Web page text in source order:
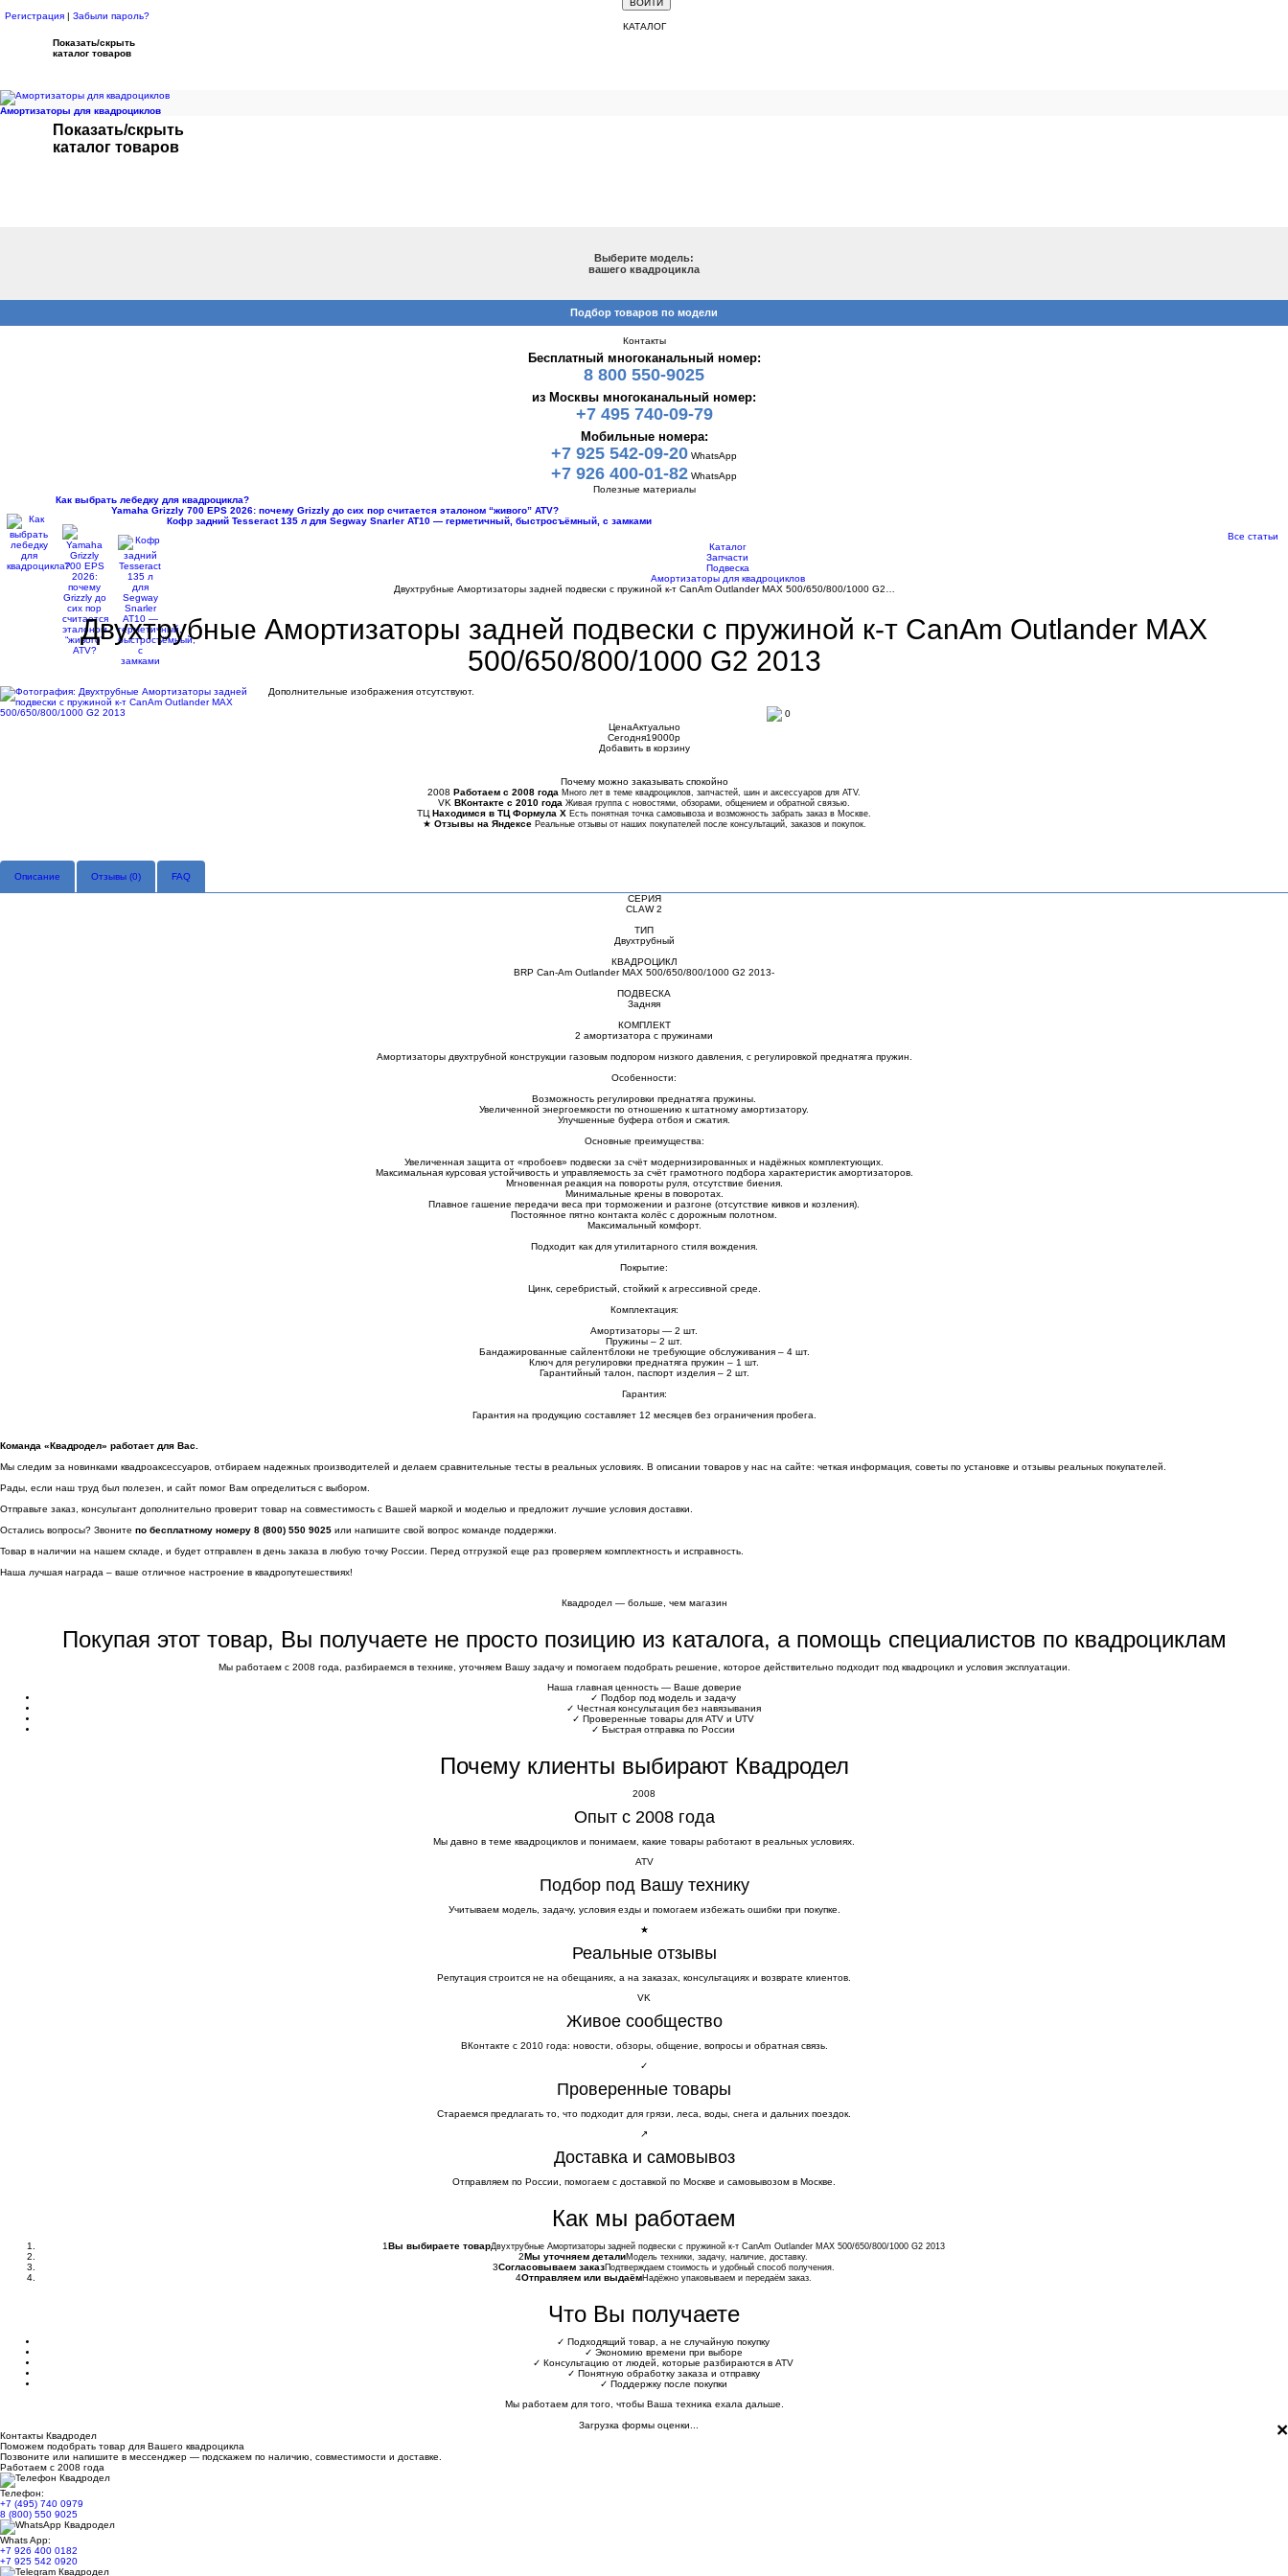
Регистрация
Забыли пароль?
КАТАЛОГ
Показать/скрыть
каталог товаров
Амортизаторы для квадроциклов
Показать/скрыть
каталог товаров
Выберите модель:
вашего квадроцикла
Подбор товаров по модели
Контакты
Бесплатный многоканальный номер:
8 800 550-9025
из Москвы многоканальный номер:
+7 495 740-09-79
Мобильные номера:
+7 925 542-09-20 WhatsApp
+7 926 400-01-82 WhatsApp
Полезные материалы
Как выбрать лебедку для квадроцикла?
Yamaha Grizzly 700 EPS 2026: почему Grizzly до сих пор считается эталоном “живого” ATV?
Кофр задний Tesseract 135 л для Segway Snarler AT10 — герметичный, быстросъёмный, с замками
Все статьи
Каталог
Запчасти
Подвеска
Амортизаторы для квадроциклов
Двухтрубные Амортизаторы задней подвески с пружиной к-т CanAm Outlander MAX 500/650/800/1000 G2…
Двухтрубные Амортизаторы задней подвески с пружиной к-т CanAm Outlander MAX
500/650/800/1000 G2 2013
Дополнительные изображения отсутствуют.
0
ЦенаАктуально
Сегодня19000p
Добавить в корзину
Почему можно заказывать спокойно
2008 Работаем с 2008 года Много лет в теме квадроциклов, запчастей, шин и аксессуаров для ATV.
VK ВКонтакте с 2010 года Живая группа с новостями, обзорами, общением и обратной связью.
ТЦ Находимся в ТЦ Формула Х Есть понятная точка самовывоза и возможность забрать заказ в Москве.
★ Отзывы на Яндексе Реальные отзывы от наших покупателей после консультаций, заказов и покупок.
Описание Отзывы (0) FAQ
СЕРИЯ
CLAW 2
ТИП
Двухтрубный
КВАДРОЦИКЛ
BRP Can-Am Outlander MAX 500/650/800/1000 G2 2013-
ПОДВЕСКА
Задняя
КОМПЛЕКТ
2 амортизатора с пружинами
Амортизаторы двухтрубной конструкции газовым подпором низкого давления, с регулировкой преднатяга пружин.
Особенности:
Возможность регулировки преднатяга пружины.
Увеличенной энергоемкости по отношению к штатному амортизатору.
Улучшенные буфера отбоя и сжатия.
Основные преимущества:
Увеличенная защита от «пробоев» подвески за счёт модернизированных и надёжных комплектующих.
Максимальная курсовая устойчивость и управляемость за счёт грамотного подбора характеристик амортизаторов.
Мгновенная реакция на повороты руля, отсутствие биения.
Минимальные крены в поворотах.
Плавное гашение передачи веса при торможении и разгоне (отсутствие кивков и козления).
Постоянное пятно контакта колёс с дорожным полотном.
Максимальный комфорт.
Подходит как для утилитарного стиля вождения.
Покрытие:
Цинк, серебристый, стойкий к агрессивной среде.
Комплектация:
Амортизаторы — 2 шт.
Пружины – 2 шт.
Бандажированные сайлентблоки не требующие обслуживания – 4 шт.
Ключ для регулировки преднатяга пружин – 1 шт.
Гарантийный талон, паспорт изделия – 2 шт.
Гарантия:
Гарантия на продукцию составляет 12 месяцев без ограничения пробега.
Команда «Квадродел» работает для Вас.
Мы следим за новинками квадроаксессуаров, отбираем надежных производителей и делаем сравнительные тесты в реальных условиях. В описании товаров у нас на сайте: четкая информация, советы по установке и отзывы реальных покупателей.
Рады, если наш труд был полезен, и сайт помог Вам определиться с выбором.
Отправьте заказ, консультант дополнительно проверит товар на совместимость с Вашей маркой и моделью и предложит лучшие условия доставки.
Остались вопросы? Звоните по бесплатному номеру 8 (800) 550 9025 или напишите свой вопрос команде поддержки.
Товар в наличии на нашем складе, и будет отправлен в день заказа в любую точку России. Перед отгрузкой еще раз проверяем комплектность и исправность.
Наша лучшая награда – ваше отличное настроение в квадропутешествиях!
Квадродел — больше, чем магазин
Покупая этот товар, Вы получаете не просто позицию из каталога, а помощь специалистов по квадроциклам
Мы работаем с 2008 года, разбираемся в технике, уточняем Вашу задачу и помогаем подобрать решение, которое действительно подходит под квадроцикл и условия эксплуатации.
Наша главная ценность — Ваше доверие
✓ Подбор под модель и задачу
✓ Честная консультация без навязывания
✓ Проверенные товары для ATV и UTV
✓ Быстрая отправка по России
Почему клиенты выбирают Квадродел
2008
Опыт с 2008 года
Мы давно в теме квадроциклов и понимаем, какие товары работают в реальных условиях.
ATV
Подбор под Вашу технику
Учитываем модель, задачу, условия езды и помогаем избежать ошибки при покупке.
★
Реальные отзывы
Репутация строится не на обещаниях, а на заказах, консультациях и возврате клиентов.
VK
Живое сообщество
ВКонтакте с 2010 года: новости, обзоры, общение, вопросы и обратная связь.
✓
Проверенные товары
Стараемся предлагать то, что подходит для грязи, леса, воды, снега и дальних поездок.
↗
Доставка и самовывоз
Отправляем по России, помогаем с доставкой по Москве и самовывозом в Москве.
Как мы работаем
1 Вы выбираете товарДвухтрубные Амортизаторы задней подвески с пружиной к-т CanAm Outlander MAX 500/650/800/1000 G2 2013
2 Мы уточняем деталиМодель техники, задачу, наличие, доставку.
3Согласовываем заказПодтверждаем стоимость и удобный способ получения.
4Отправляем или выдаёмНадёжно упаковываем и передаём заказ.
Что Вы получаете
✓ Подходящий товар, а не случайную покупку
✓ Экономию времени при выборе
✓ Консультацию от людей, которые разбираются в ATV
✓ Понятную обработку заказа и отправку
✓ Поддержку после покупки
Мы работаем для того, чтобы Ваша техника ехала дальше.
×
Загрузка формы оценки...
Контакты Квадродел
Поможем подобрать товар для Вашего квадроцикла
Позвоните или напишите в мессенджер — подскажем по наличию, совместимости и доставке.
Работаем с 2008 года
Телефон:
+7 (495) 740 0979
8 (800) 550 9025
Whats App:
+7 926 400 0182
+7 925 542 0920